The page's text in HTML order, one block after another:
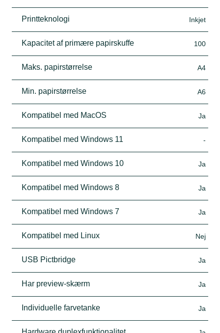
Printteknologi Inkjet
Kapacitet af primære papirskuffe 100
Maks. papirstørrelse A4
Min. papirstørrelse A6
Kompatibel med MacOS Ja
Kompatibel med Windows 11 -
Kompatibel med Windows 10 Ja
Kompatibel med Windows 8 Ja
Kompatibel med Windows 7 Ja
Kompatibel med Linux Nej
USB Pictbridge Ja
Har preview-skærm Ja
Individuelle farvetanke Ja